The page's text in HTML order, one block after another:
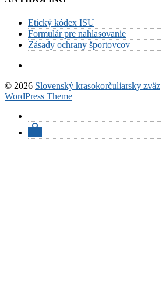
Etický kódex ISU
Formulár pre nahlasovanie
Zásady ochrany športovcov
© 2026 Slovenský krasokorčuliarsky zväz
WordPress Theme